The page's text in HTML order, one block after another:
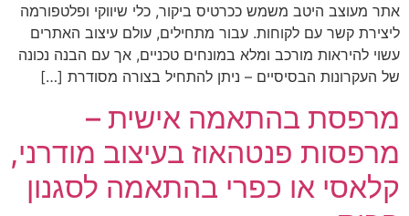
אתר מעוצב היטב משמש ככרטיס ביקור, כלי שיווקי ופלטפורמה
ליצירת קשר עם לקוחות. עבור מתחילים, עולם עיצוב האתרים
עשוי להיראות מורכב ומלא במונחים טכניים, אך עם הבנה נכונה
של העקרונות הבסיסיים – ניתן להתחיל בצורה מסודרת […]
מרפסת בהתאמה אישית –
מרפסות פנטהאוז בעיצוב מודרני,
קלאסי או כפרי בהתאמה לסגנון